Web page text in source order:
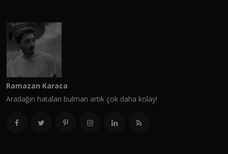
Ramazan Karaca
Aradağın hataları bulman artık çok daha kolay!